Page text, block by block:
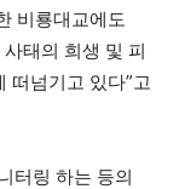
비룡대교에도
태의 희생 및 피
떠넘기고 있다”고
터링 하는 등의